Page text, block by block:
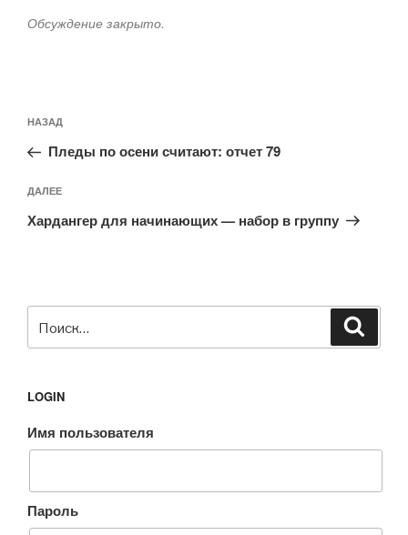
Обсуждение закрыто.
по
записям
Предыдущая
запись:
НАЗАД
Пледы по осени считают: отчет 79
Следующая
запись
ДАЛЕЕ
Хардангер для начинающих — набор в группу
LOGIN
Имя пользователя
Пароль